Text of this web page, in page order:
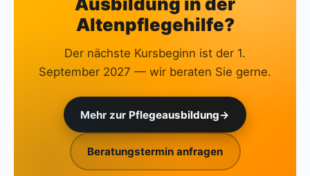
Altenpflegehilfe?
Der nächste Kursbeginn ist der 1.
September 2027 — wir beraten Sie gerne.
Mehr zur Pflegeausbildung→
Beratungstermin anfragen